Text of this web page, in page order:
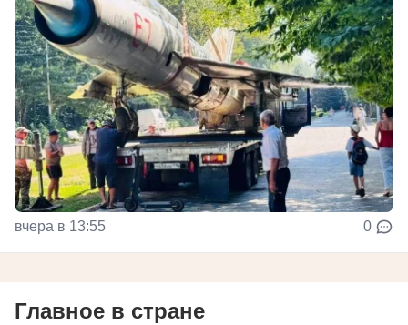
вчера в 13:55 0
Главное в стране